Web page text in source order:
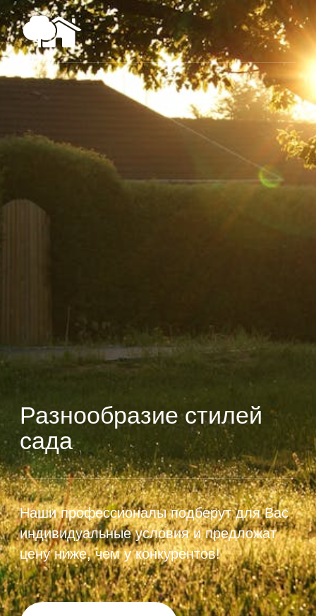
Наши профессионалы подберут для Вас
Оставить заявку
ОСОБЕННОСТИ
Что нужно учитывать при
выборе стилистика сада
Говоря о том, что же представляет собой